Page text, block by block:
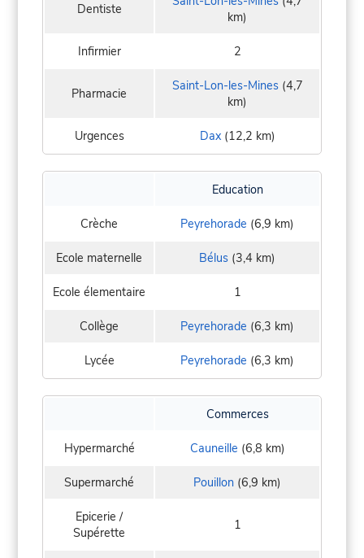
Dentiste
km)
Infirmier 2
Pharmacie Saint-Lon-les-Mines(4,7
km)
Urgences Dax(12,2 km)
Education
Crèche Peyrehorade (6,9 km)
Ecole maternelle Bélus (3,4 km)
Ecole élementaire 1
Collège Peyrehorade (6,3 km)
Lycée Peyrehorade (6,3 km)
Commerces
Hypermarché Cauneille (6,8 km)
Supermarché Pouillon (6,9 km)
Epicerie /
Supérette
1